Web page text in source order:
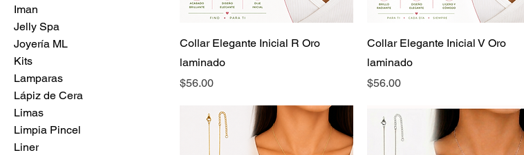
Iman
Jelly Spa
Joyería ML
Kits
Lamparas
Lápiz de Cera
Limas
Limpia Pincel
Liner
Collar Elegante Inicial R Oro
laminado
Precio
$56.00
Collar Elegante Inicial V Oro
laminado
Precio
$56.00